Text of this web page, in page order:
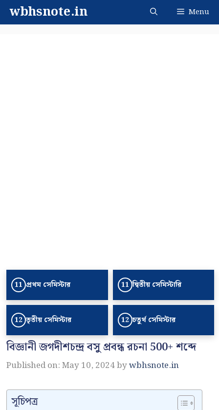
Skipwbhsnote.in Menu
11 প্রথম সেমিস্টার 11 দ্বিতীয় সেমিস্টারি
12 তৃতীয় সেমিস্টার 12 চতুর্থ সেমিস্টার
বিজ্ঞানী জগদীশচন্দ্র বসু প্রবন্ধ রচনা 500+ শব্দে
Published on: May 10, 2024bywbhsnote.in
সূচিপত্র